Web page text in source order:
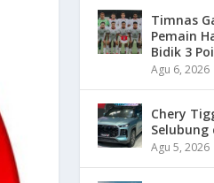
Timnas
Pemain
Bidik 3
Agu 6, 2026
Chery
Selubung
Agu 5, 2026